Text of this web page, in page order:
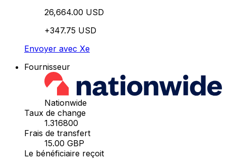
26,664.00 USD
+347.75 USD
Envoyer avec Xe
Fournisseur
Nationwide
Taux de change
1.316800
Frais de transfert
15.00 GBP
Le bénéficiaire reçoit